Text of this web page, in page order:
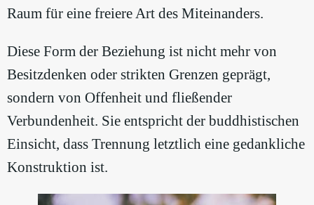
Raum für eine freiere Art des Miteinanders.
Diese Form der Beziehung ist nicht mehr von
Besitzdenken oder strikten Grenzen geprägt,
sondern von Offenheit und fließender
Verbundenheit. Sie entspricht der buddhistischen
Einsicht, dass Trennung letztlich eine gedankliche
Konstruktion ist.